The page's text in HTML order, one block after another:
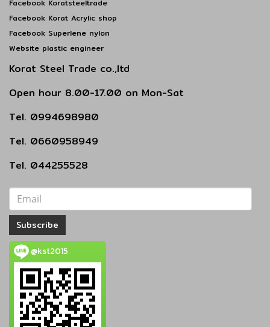
Facebook Koratsteeltrade
Facebook Korat Acrylic shop
Facebook Superlene nylon
Website plastic engineer
Korat Steel Trade co.,ltd
Open hour 8.00-17.00 on Mon-Sat
Tel. 0994698980
Tel. 0660958949
Tel. 044255528
Subscribe
@kst2015